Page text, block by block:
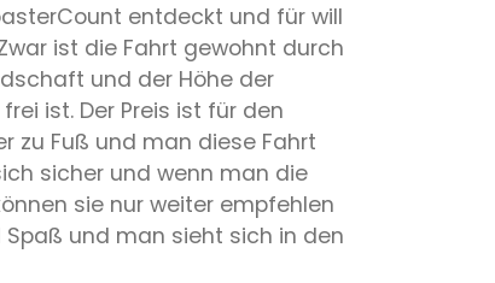
entdeckt und für will
ist die Fahrt gewohnt durch
und der Höhe der
ist. Der Preis ist für den
zu Fuß und man diese Fahrt
sicher und wenn man die
sie nur weiter empfehlen
Spaß und man sieht sich in den